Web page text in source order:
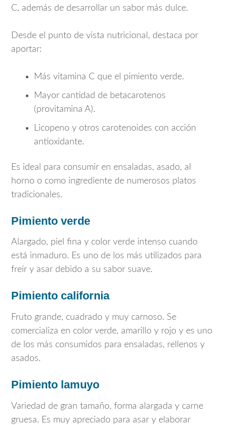
C, además de desarrollar un sabor más dulce.
Desde el punto de vista nutricional, destaca por
aportar:
Más vitamina C que el pimiento verde.
Mayor cantidad de betacarotenos
(provitamina A).
Licopeno y otros carotenoides con acción
antioxidante.
Es ideal para consumir en ensaladas, asado, al
horno o como ingrediente de numerosos platos
tradicionales.
Pimiento verde
Alargado, piel fina y color verde intenso cuando
está inmaduro. Es uno de los más utilizados para
freír y asar debido a su sabor suave.
Pimiento california
Fruto grande, cuadrado y muy carnoso. Se
comercializa en color verde, amarillo y rojo y es uno
de los más consumidos para ensaladas, rellenos y
asados.
Pimiento lamuyo
Variedad de gran tamaño, forma alargada y carne
gruesa. Es muy apreciado para asar y elaborar